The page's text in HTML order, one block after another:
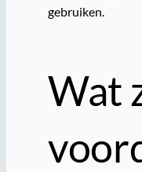
gebruiken.
Wat